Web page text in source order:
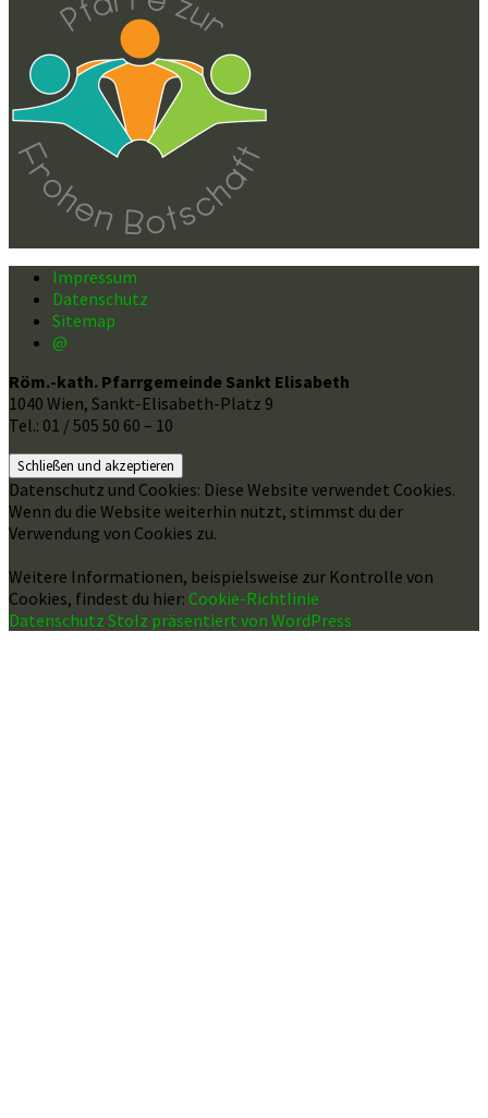
Impressum
Datenschutz
Sitemap
@
Röm.-kath. Pfarrgemeinde Sankt Elisabeth
1040 Wien, Sankt-Elisabeth-Platz 9
Tel.: 01 / 505 50 60 – 10
Datenschutz und Cookies: Diese Website verwendet Cookies.
Wenn du die Website weiterhin nutzt, stimmst du der
Verwendung von Cookies zu.
Weitere Informationen, beispielsweise zur Kontrolle von
Cookies, findest du hier: Cookie-Richtlinie
Datenschutz Stolz präsentiert von WordPress